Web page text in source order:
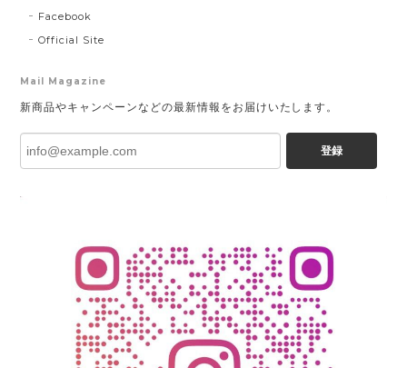
Facebook
Official Site
Mail Magazine
新商品やキャンペーンなどの最新情報をお届けいたします。
登録